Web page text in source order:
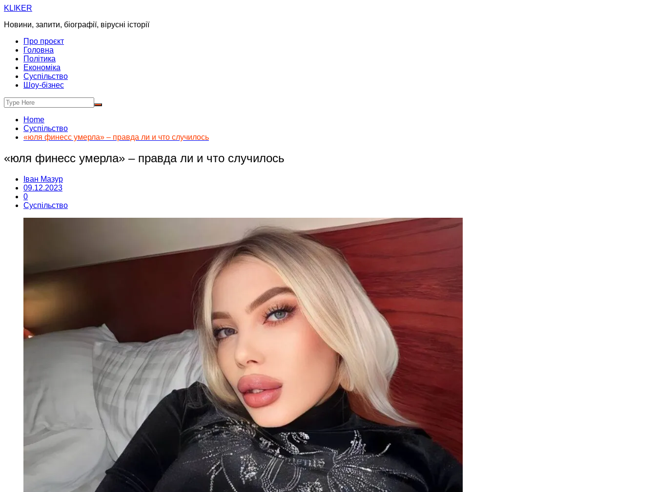
Skip
content
KLIKER
Новини, запити, біографії, вірусні історії
Про проєкт
Головна
Політика
Економіка
Суспільство
Шоу-бізнес
Home
Суспільство
«юля финесс умерла» – правда ли и что случилось
«юля финесс умерла» – правда ли и что случилось
Іван Мазур
09.12.2023
0
Суспільство